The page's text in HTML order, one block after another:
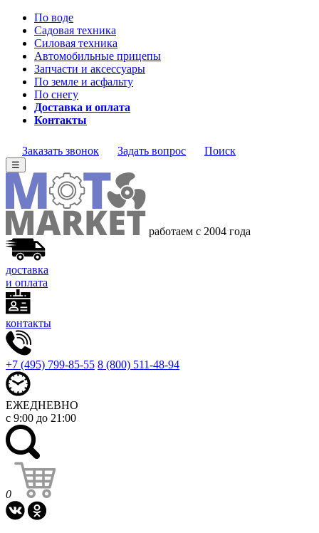
По воде
Садовая техника
Силовая техника
Автомобильные прицепы
Запчасти и аксессуары
По земле и асфальту
По снегу
Доставка и оплата
Контакты
Заказать звонок Задать вопрос Поиск
☰
работаем с 2004 года
доставка
и оплата
контакты
+7 (495) 799-85-55 8 (800) 511-48-94
ЕЖЕДНЕВНО
с 9:00 до 21:00
0